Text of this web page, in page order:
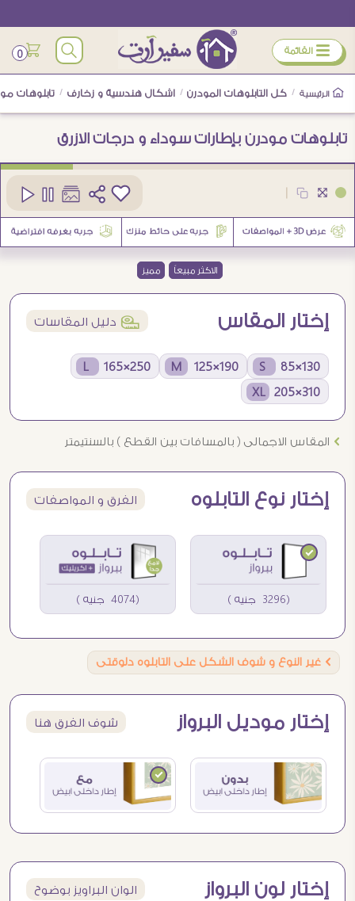
ÿ القائمة 0
الرئيسية / كل التابلوهات المودرن / اشكال هندسية و زخارف / تابلوهات
تابلوهات مودرن بإطارات سوداء و درجات الازرق
الاكثر مبيعاً مميز
إختار المقاس í دليل المقاسات
130×85 S
190×125 M
250×165 L
310×205 XL
Ö المقاس الاجمالى ( بالمسافات بين القطع ) بالسنتيمتر
إختار نوع التابلوه الفرق و المواصفات
(3296 جنيه ) (4074 جنيه )
Ö غير النوع و شوف الشكل على التابلوه دلوقتى
إختار موديل البرواز شوف الفرق هنا
إختار لون البرواز الوان البراويز بوضوح